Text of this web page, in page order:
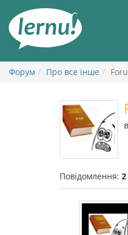
змісту
Форум Про все інше
Повідомлення: 2